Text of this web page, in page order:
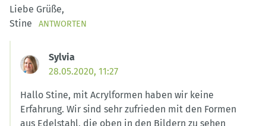
Liebe Grüße,
Stine
ANTWORTEN
Sylvia
28.05.2020, 11:27
Hallo Stine, mit Acrylformen haben wir keine
Erfahrung. Wir sind sehr zufrieden mit den Formen
aus Edelstahl, die oben in den Bildern zu sehen